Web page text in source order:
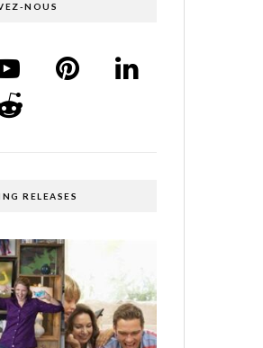
NOUS
RELEASES